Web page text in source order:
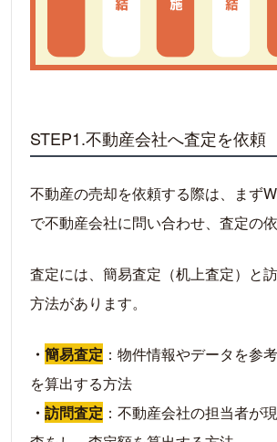
STEP1.不動産会社へ査定を依頼
不動産の売却を依頼する際は、まず
で不動産会社に問い合わせ、査定の依
査定には、簡易査定（机上査定）と
方法があります。
・ 簡易査定 ：物件情報やデータを参
を算出する方法
・ 訪問査定 ：不動産会社の担当者が